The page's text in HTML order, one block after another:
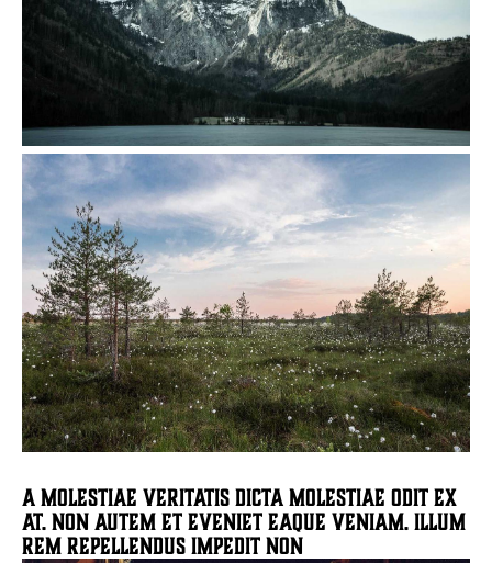
A molestiae veritatis dicta molestiae odit ex
at. Non autem et eveniet eaque veniam. Illum
rem repellendus impedit non